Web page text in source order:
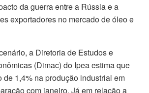
da guerra entre a Rússia e a
exportadores no mercado de óleo e
a Diretoria de Estudos e
(Dimac) do Ipea estima que
de 1,4% na produção industrial em
com janeiro. Já em relação a